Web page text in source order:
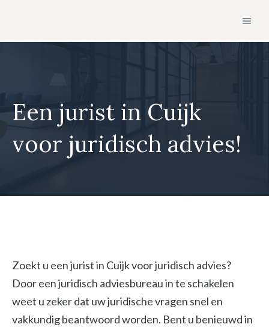
de
Een jurist in Cuijk
voor juridisch advies!
Zoekt u een jurist in Cuijk voor juridisch advies?
Door een juridisch adviesbureau in te schakelen
weet u zeker dat uw juridische vragen snel en
vakkundig beantwoord worden. Bent u benieuwd in